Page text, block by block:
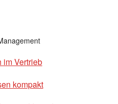
im Vertrieb
kompakt